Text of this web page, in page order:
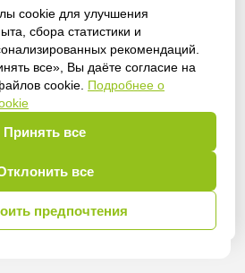
cookie для улучшения
сбора статистики и
рекомендаций.
все», Вы даёте согласие на
cookie. Подробнее о
Принять все
все
предпочтения
доступ